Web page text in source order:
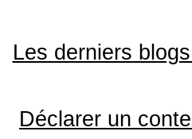
Les derniers
Déclarer un